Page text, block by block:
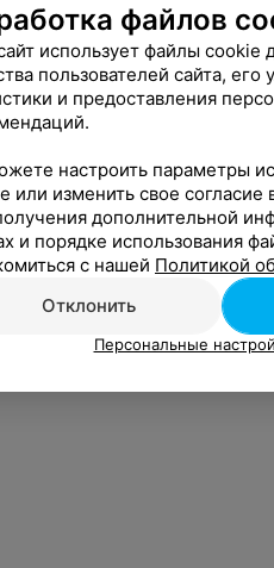
файлов
использует файлы cookie
пользователей сайта, его
и предоставления
настроить параметры
или изменить свое согласие
дополнительной
и порядке использования
с нашей Политикой
Отклонить
Персональные